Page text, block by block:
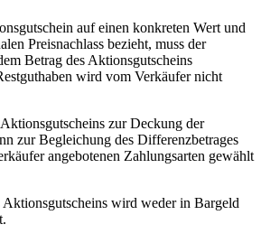
auf einen konkreten Wert und
Preisnachlass bezieht, muss der
Betrag des Aktionsgutscheins
wird vom Verkäufer nicht
zur Deckung der
zur Begleichung des Differenzbetrages
angebotenen Zahlungsarten gewählt
Aktionsgutscheins wird weder in Bargeld